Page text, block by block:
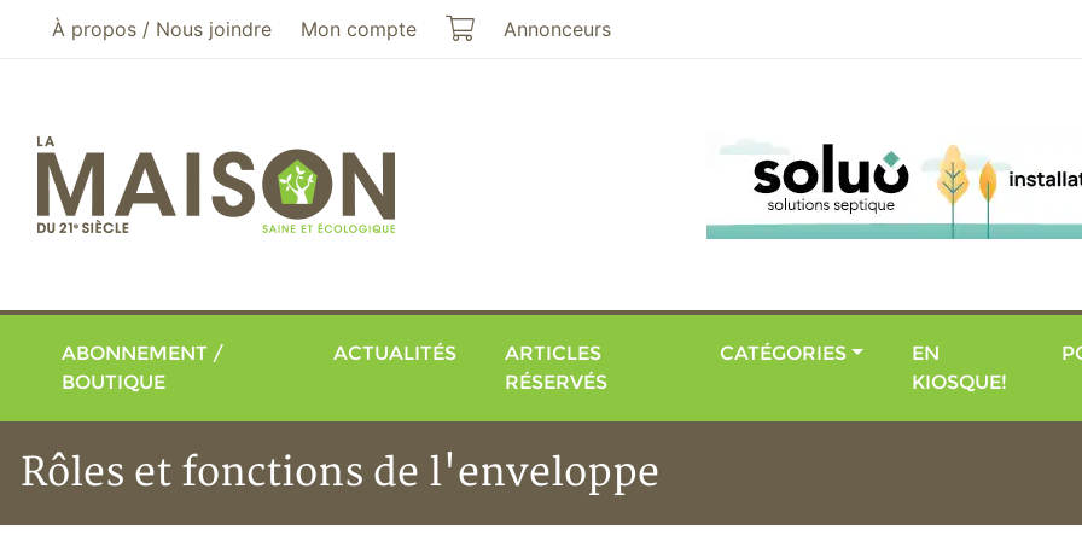
Aller au menu principal
Aller au contenu principal
À propos / Nous joindre Mon compte Mon panier
Annonceurs
ABONNEMENT /
BOUTIQUE
ACTUALITÉS
ARTICLES
RÉSERVÉS
CATÉGORIES
EN
KIOSQUE!
Rôles et fonctions de l'enveloppe